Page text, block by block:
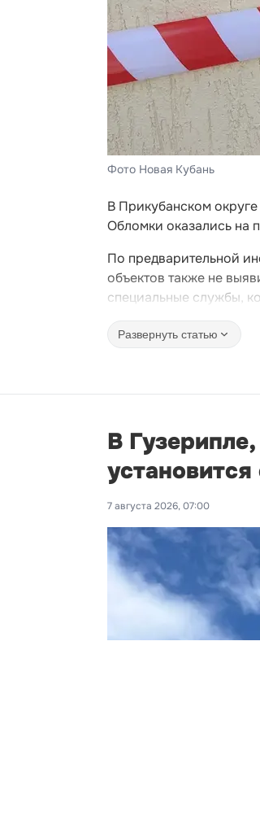
Фото Новая Кубань
В Прикубанском
Обломки оказались на
По предварительной
объектов также не
специальные службы,
Развернуть статью
В
7 августа 2026, 07:00